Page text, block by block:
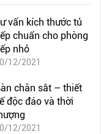
vấn kích thước tủ
chuẩn cho phòng
nhỏ
12/2021
chân sắt – thiết
độc đáo và thời
12/2021